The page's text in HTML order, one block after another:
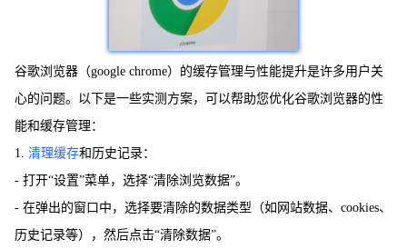
谷歌浏览器（google chrome）的缓存管理与性能提升是许多用户关
心的问题。以下是一些实测方案，可以帮助您优化谷歌浏览器的性
能和缓存管理：
1. 清理缓存和历史记录：
- 打开“设置”菜单，选择“清除浏览数据”。
- 在弹出的窗口中，选择要清除的数据类型（如网站数据、cookies、
历史记录等），然后点击“清除数据”。